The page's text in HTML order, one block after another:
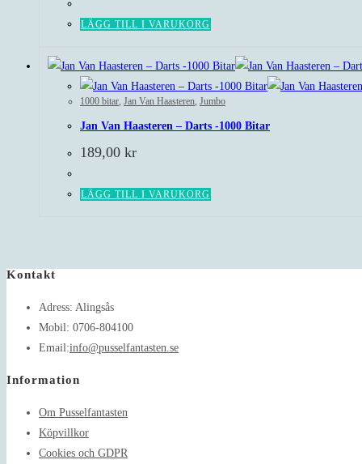
LÄGG TILL I VARUKORG
1000 bitar, Jan Van Haasteren, Jumbo
Jan Van Haasteren – Darts -1000 Bitar
189,00 kr
LÄGG TILL I VARUKORG
Kontakt
Adress: Alingsås
Mobil: 0706-804100
Email:info@pusselfantasten.seOpens
Information
Om Pusselfantasten
Köpvillkor
Cookies och GDPR